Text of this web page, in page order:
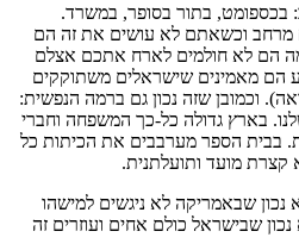
בכספומט, בתור בסופר, במשרד.
מרחב וכשאתם לא עושים את זה הם
הם לא חולמים לארח אתכם אצלם
הם מאמינים שישראלים משתוקקים
וכמובן שזה נכון גם ברמה הנפשית:
בארץ גדולה כל-כך המשפחה וחברי
בבית הספר מערבבים את הכיתות כל
מועד ותועלתנית.
נכון שבאמריקה לא ניגשים למישהו
שבישראל כולם אחים ועוזרים זה